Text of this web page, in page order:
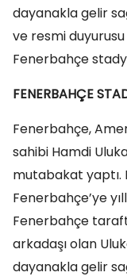
dayanakla gelir
ve resmi
Fenerbahçe
FENERBAHÇE
Fenerbahçe,
sahibi Hamdi
mutabakat yaptı.
Fenerbahçe’ye
Fenerbahçe
arkadaşı olan
dayanakla gelir